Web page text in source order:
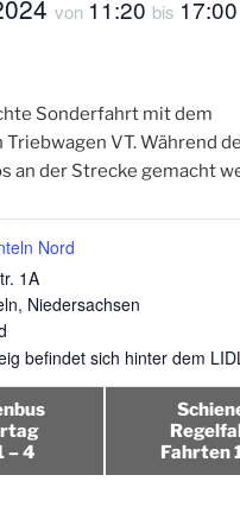
von 11:20 bis 17:00
Sonderfahrt mit dem
VT. Während
an der Strecke gemacht
Nord
1A
, Niedersachsen
befindet sich hinter dem
– 4
Fahrten